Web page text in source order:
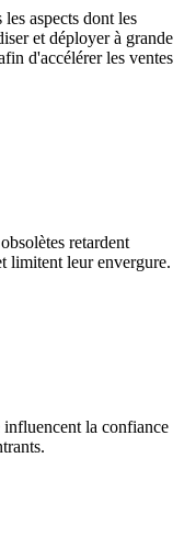
aspects dont les
et déployer à grande
d'accélérer les ventes
retardent
limitent leur envergure.
la confiance